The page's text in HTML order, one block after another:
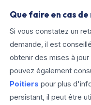
Que faire en cas
Si vous constatez un
demande, il est
obtenir des mises à
pouvez également
Poitiers pour plus
persistant, il peut être